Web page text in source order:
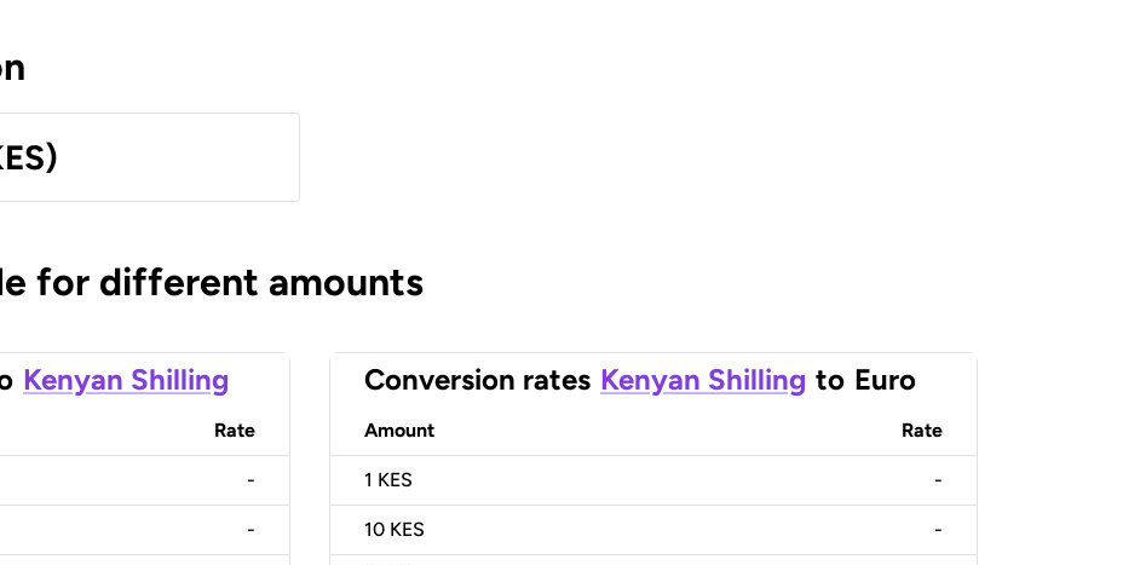
for different amounts
Kenyan Shilling
Rate
-
-
Conversion rates Kenyan Shilling to Euro
Amount Rate
1 KES -
10 KES -